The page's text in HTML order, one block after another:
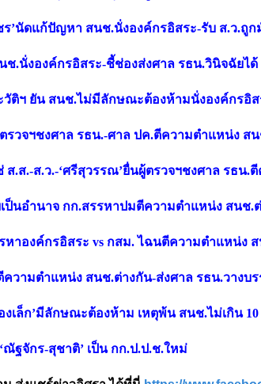
ชร’นัดแก้ปัญหา สนช.นั่งองค์กรอิสระ-รับ ส.ว.ถู
.นั่งองค์กรอิสระ-ชี้ช่องส่งศาล รธน.วินิจฉัยได้
วัติฯ ยัน สนช.ไม่มีลักษณะต้องห้ามนั่งองค์กรอิส
ตรวจฯชงศาล รธน.-ศาล ปค.ตีความตำแหน่ง ส
ส.ส.-ส.ว.-‘ศรีสุวรรณ’ยื่นผู้ตรวจฯชงศาล รธน.
ป็นอำนาจ กก.สรรหาปมตีความตำแหน่ง สนช.
หาองค์กรอิสระ vs กสม. ไฉนตีความตำแหน่ง
วามตำแหน่ง สนช.ต่างกัน-ส่งศาล รธน.วางบ
เล็ก’มีลักษณะต้องห้าม เหตุพ้น สนช.ไม่เกิน 10
ฐจักร-สุชาติ’ เป็น กก.ป.ป.ช.ใหม่